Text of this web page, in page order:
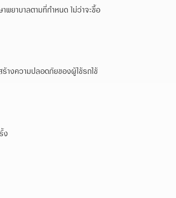
ยาบาลตามที่กำหนด ไม่ว่าจะซื้อ
งความปลอดภัยของผู้ใช้รถใช้
ง